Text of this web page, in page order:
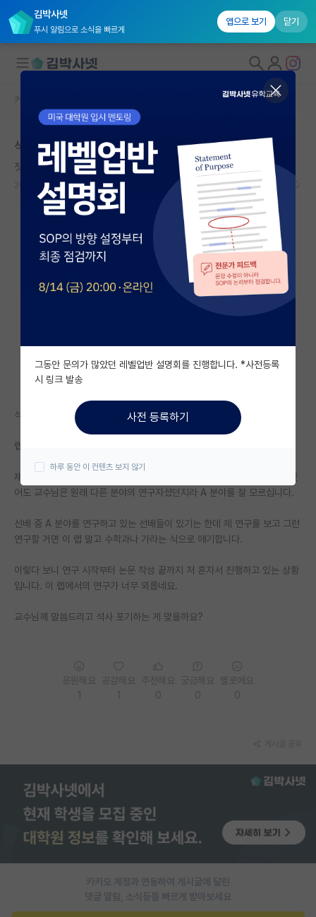
김박사넷
푸시 알림으로 소식을 빠르게
앱으로 보기 닫기
대학원생 모집
국내대학원 정보
연구실&오픈랩
커뮤니티
커뮤니티 홈
전체글보기
베스트 게시판
자유 게시판(아무개랩)
미국 유학 게시판
미국 대학원 합격 후기 게시판
대학원생 모집 게시판
연구실(PI) 홍보 게시판
임용 정보 게시판
학부 인턴 게시판
장학금/장학생 게시판
학술 정보 게시판
홍보 게시판
이벤트
커뮤니티 홈
석박통합 석사 졸업으로 전환
짓궂은 막스 베버
2024.04.13 1 1444
석박통합으로 지원했지만 이 랩 포기하는 게 맞을까요?
랩하고 제 연구 분야하고 잘 맞지 않는 것 같습니다.
제가 A 분야를 연구하고 있다고 하면, 연구실 자체는 A 분야를 연구하고 있
어도 교수님은 원래 다른 분야의 연구자셨던지라 A 분야를 잘 모르십니다.
선배 중 A 분야를 연구하고 있는 선배들이 있기는 한데 제 연구를 보고 그런
연구할 거면 이 랩 말고 수학과나 가라는 식으로 얘기합니다.
이렇다 보니 연구 시작부터 논문 작성 끝까지 저 혼자서 진행하고 있는 상황
입니다. 이 랩에서의 연구가 너무 외롭네요.
교수님께 말씀드리고 석사 포기하는 게 맞을까요?
카카오 계정과 연동하여 게시글에 달린
댓글 알람, 소식등을 빠르게 받아보세요
그동안 문의가 많았던 레벨업반 설명회를 진행합니다. *사전등록
시 링크 발송
사전 등록하기
하루 동안 이 컨텐츠 보지 않기